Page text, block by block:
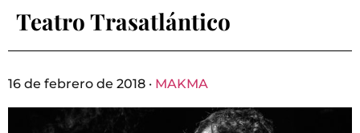
Teatro Trasatlántico
16 de febrero de 2018 · MAKMA